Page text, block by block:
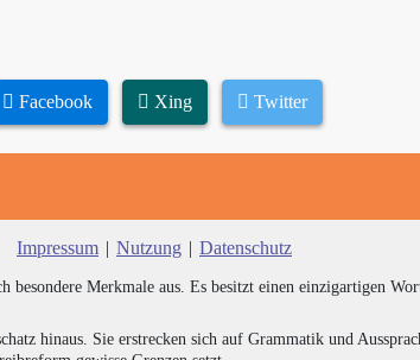
Facebook Xing Twitter
Impressum | Nutzung | Datenschutz
besondere Merkmale aus. Es besitzt einen einzigartigen
hinaus. Sie erstrecken sich auf Grammatik und